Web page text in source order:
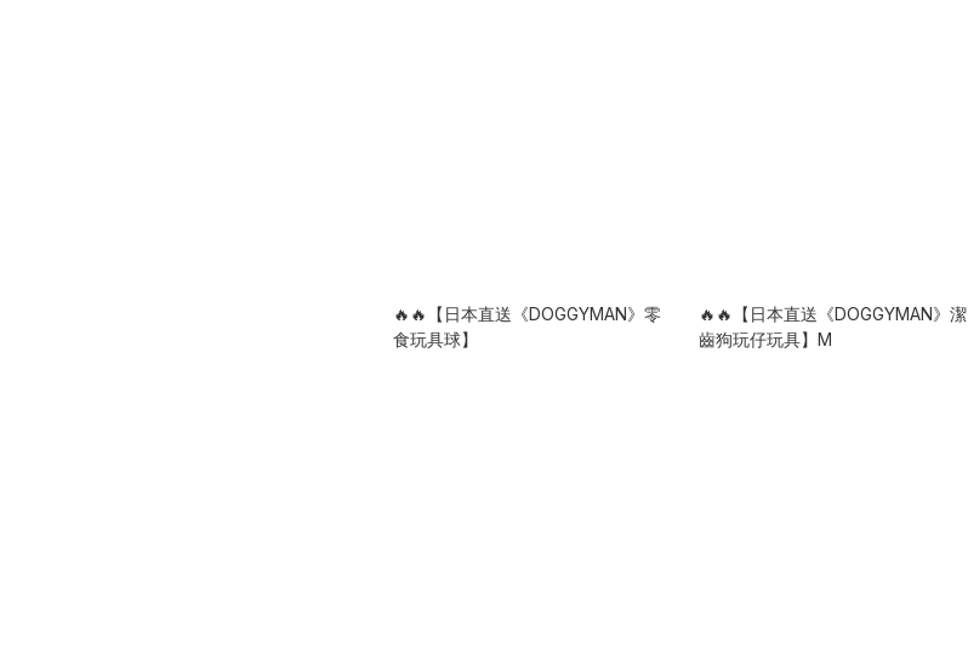
🔥🔥【日本直送《DOGGYMAN》零
食玩具球】
🔥🔥【日本直送《DOGGYMAN》潔
齒狗玩仔玩具】M